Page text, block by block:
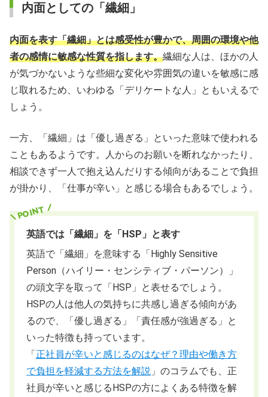
内面としての「繊細」
内面を表す「繊細」とは感受性が豊かで、周囲の環境や他
者の感情に敏感な性質を指します。繊細な人は、ほかの人
が気づかないような些細な変化や雰囲気の違いを敏感に感
じ取れるため、いわゆる「デリケートな人」ともいえるで
しょう。
一方、「繊細」は「優し過ぎる」といった意味で使われる
こともあるようです。人からのお願いを断れなかったり、
相談できず一人で抱え込んだりする傾向があることで負担
が掛かり、「仕事が辛い」と感じる場合もあるでしょう。
英語では「繊細」を「HSP」と表す
英語で「繊細」を意味する「Highly Sensitive
Person（ハイリー・センシティブ・パーソン）」
の頭文字を取って「HSP」と表せるでしょう。
HSPの人は他人の気持ちに共感し過ぎる傾向があ
るので、「優し過ぎる」「責任感が強過ぎる」と
いった特徴も持っています。
「 正社員が辛いと感じるのはなぜ？理由や働き方
で負担を軽減する方法を解説 」のコラムでも、正
社員が辛いと感じるHSPの方によくある特徴を解